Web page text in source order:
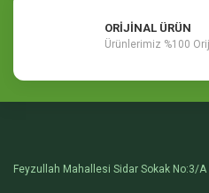
ORİJİNAL ÜRÜN
Ürünlerimiz %100
Feyzullah Mahallesi Sidar Sokak No:3/A